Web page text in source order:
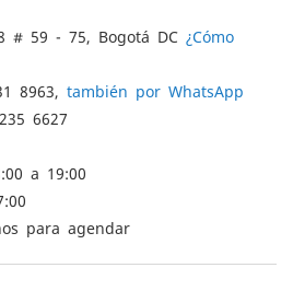
# 59 - 75, Bogotá DC ¿Cómo
8963, también por WhatsApp
6627
a 19:00
para agendar